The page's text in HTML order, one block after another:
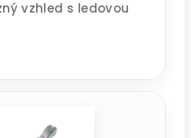
vzhled s ledovou